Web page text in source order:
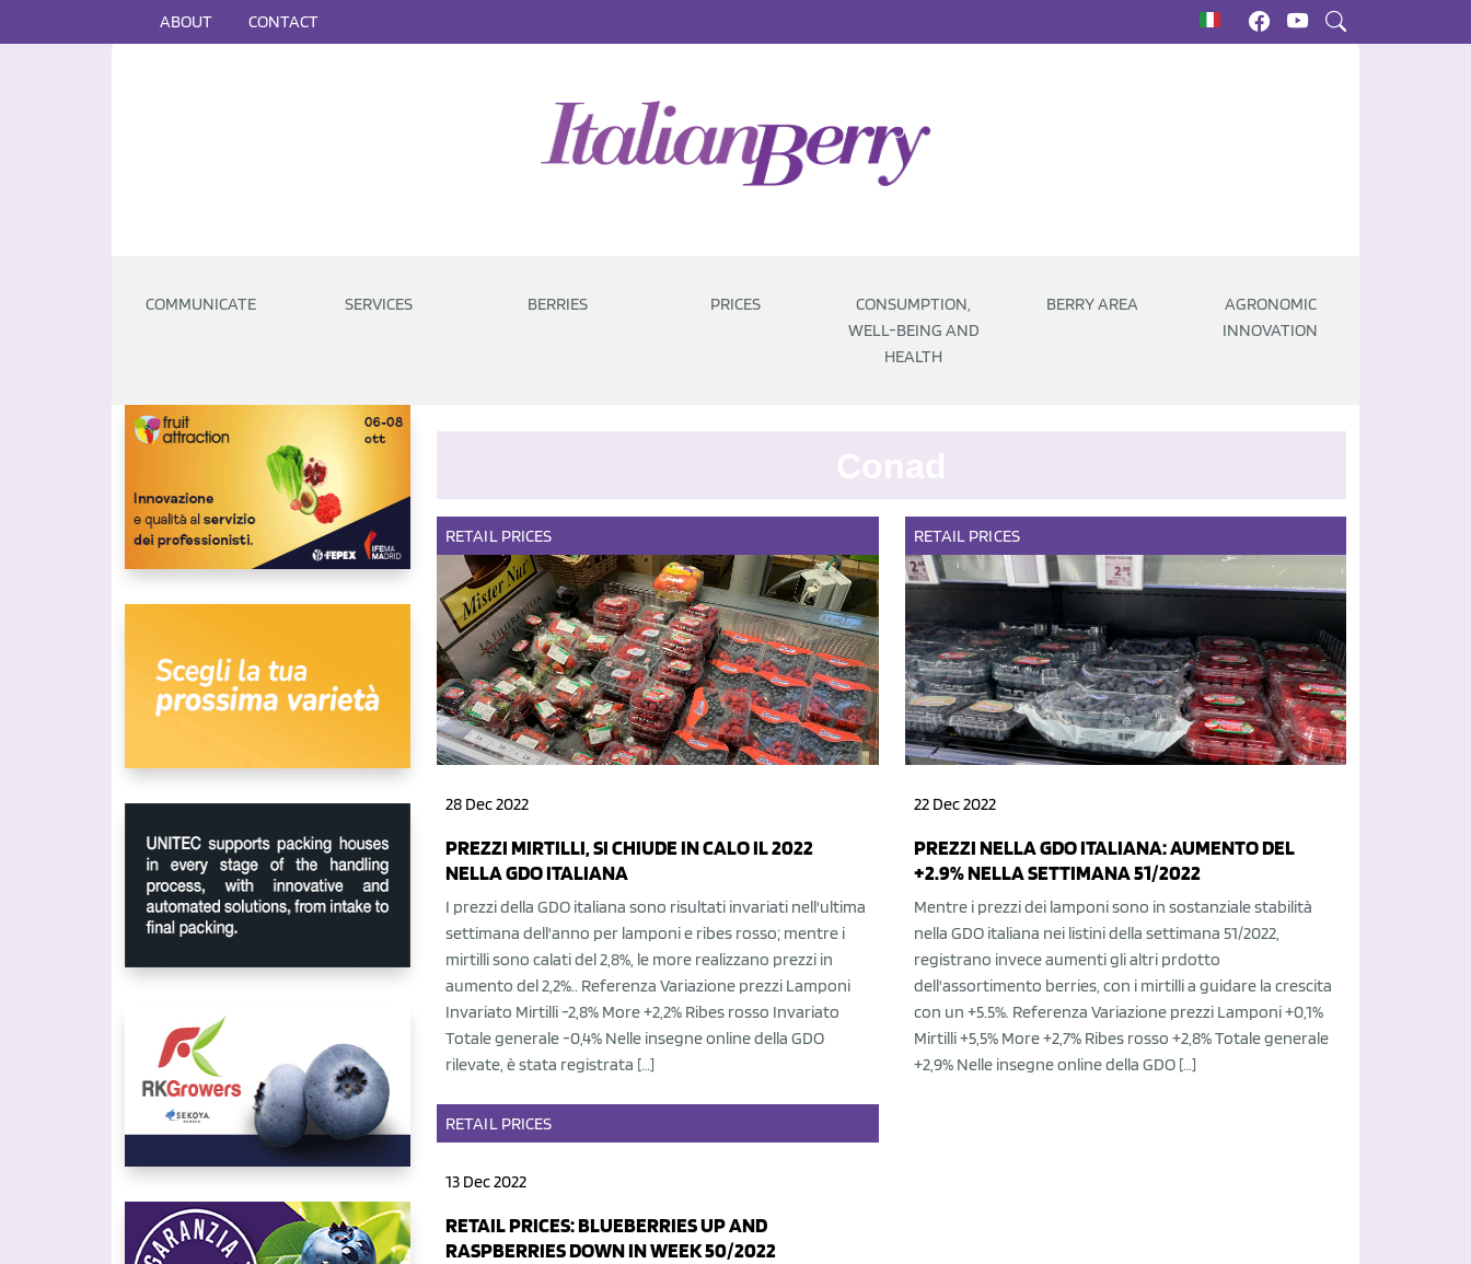
ABOUT CONTACT
COMMUNICATE SERVICES BERRIES PRICES
CONSUMPTION,
WELL-BEING AND
HEALTH
BERRY AREA
AGRONOMIC
INNOVATION
RETAIL PRICES
28 Dec 2022
PREZZI MIRTILLI, SI CHIUDE IN CALO IL 2022
NELLA GDO ITALIANA
I prezzi della GDO italiana sono risultati invariati nell'ultima
settimana dell'anno per lamponi e ribes rosso; mentre i
mirtilli sono calati del 2,8%, le more realizzano prezzi in
aumento del 2,2%.. Referenza Variazione prezzi Lamponi
Invariato Mirtilli -2,8% More +2,2% Ribes rosso Invariato
Totale generale -0,4% Nelle insegne online della GDO
rilevate, è stata registrata […]
RETAIL PRICES
22 Dec 2022
PREZZI NELLA GDO ITALIANA: AUMENTO DEL
+2.9% NELLA SETTIMANA 51/2022
Mentre i prezzi dei lamponi sono in sostanziale stabilità
nella GDO italiana nei listini della settimana 51/2022,
registrano invece aumenti gli altri prdotto
dell'assortimento berries, con i mirtilli a guidare la crescita
con un +5.5%. Referenza Variazione prezzi Lamponi +0,1%
Mirtilli +5,5% More +2,7% Ribes rosso +2,8% Totale generale
+2,9% Nelle insegne online della GDO […]
RETAIL PRICES
13 Dec 2022
RETAIL PRICES: BLUEBERRIES UP AND
RASPBERRIES DOWN IN WEEK 50/2022